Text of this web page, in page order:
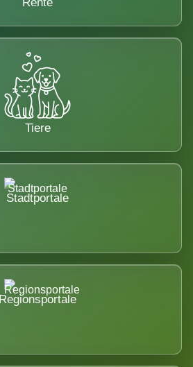
Tiere
Stadtportale
Regionsportale